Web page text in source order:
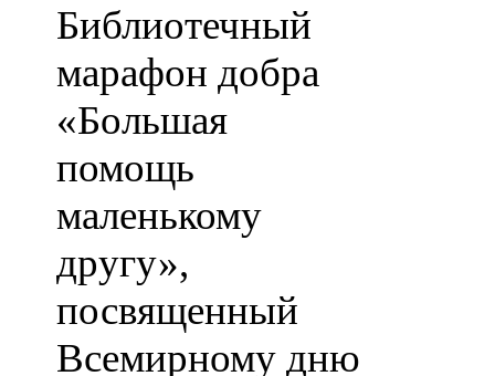
Библиотечный
марафон добра
«Большая
помощь
маленькому
другу»,
посвященный
Всемирному дню